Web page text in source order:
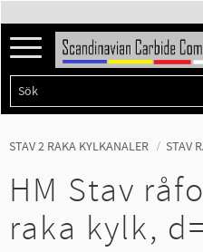
Meny
STAV 2 RAKA KYLKANALER STAV
HM Stav
raka kylk,